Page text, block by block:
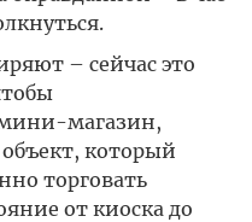
– сейчас это
мини-магазин,
который
торговать
от киоска до